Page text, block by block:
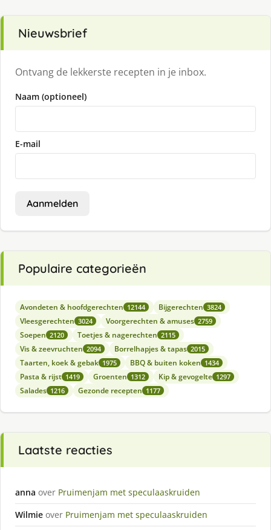
Nieuwsbrief
Ontvang de lekkerste recepten in je inbox.
Naam (optioneel)
E-mail
Aanmelden
Populaire categorieën
Avondeten & hoofdgerechten 12144 Bijgerechten 3824
Vleesgerechten 3024 Voorgerechten & amuses 2759
Soepen 2120 Toetjes & nagerechten 2115
Vis & zeevruchten 2094 Borrelhapjes & tapas 2015
Taarten, koek & gebak 1975 BBQ & buiten koken 1434
Pasta & rijst 1419 Groenten 1312 Kip & gevogelte 1297
Salades 1216 Gezonde recepten 1177
Laatste reacties
anna over Pruimenjam met speculaaskruiden
Wilmie over Pruimenjam met speculaaskruiden